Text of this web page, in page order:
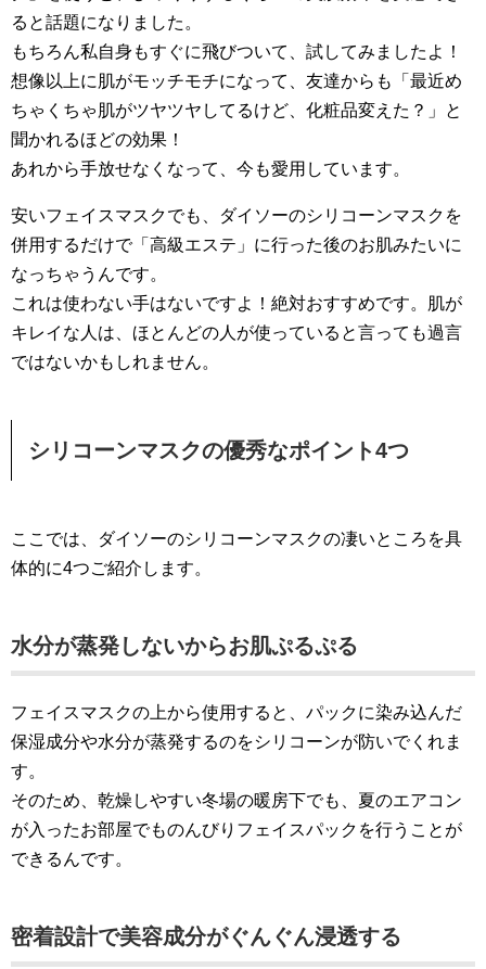
ると話題になりました。
もちろん私自身もすぐに飛びついて、試してみましたよ！
想像以上に肌がモッチモチになって、友達からも「最近め
ちゃくちゃ肌がツヤツヤしてるけど、化粧品変えた？」と
聞かれるほどの効果！
あれから手放せなくなって、今も愛用しています。
安いフェイスマスクでも、ダイソーのシリコーンマスクを
併用するだけで「高級エステ」に行った後のお肌みたいに
なっちゃうんです。
これは使わない手はないですよ！絶対おすすめです。肌が
キレイな人は、ほとんどの人が使っていると言っても過言
ではないかもしれません。
シリコーンマスクの優秀なポイント4つ
ここでは、ダイソーのシリコーンマスクの凄いところを具
体的に4つご紹介します。
水分が蒸発しないからお肌ぷるぷる
フェイスマスクの上から使用すると、パックに染み込んだ
保湿成分や水分が蒸発するのをシリコーンが防いでくれま
す。
そのため、乾燥しやすい冬場の暖房下でも、夏のエアコン
が入ったお部屋でものんびりフェイスパックを行うことが
できるんです。
密着設計で美容成分がぐんぐん浸透する